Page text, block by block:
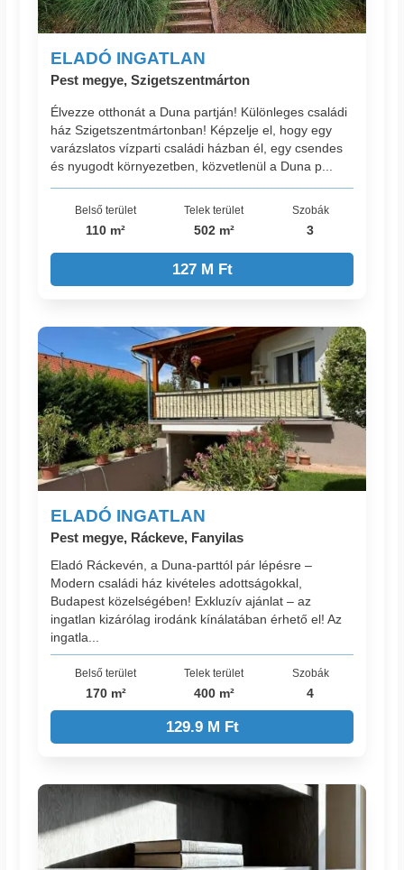
ELADÓ INGATLAN
Pest megye, Szigetszentmárton
Élvezze otthonát a Duna partján! Különleges családi
ház Szigetszentmártonban! Képzelje el, hogy egy
varázslatos vízparti családi házban él, egy csendes
és nyugodt környezetben, közvetlenül a Duna p...
Belső terület
110 m²
Telek terület
502 m²
Szobák
3
127 M Ft
ELADÓ INGATLAN
Pest megye, Ráckeve, Fanyilas
Eladó Ráckevén, a Duna-parttól pár lépésre –
Modern családi ház kivételes adottságokkal,
Budapest közelségében! Exkluzív ajánlat – az
ingatlan kizárólag irodánk kínálatában érhető el! Az
ingatla...
Belső terület
170 m²
Telek terület
400 m²
Szobák
4
129.9 M Ft